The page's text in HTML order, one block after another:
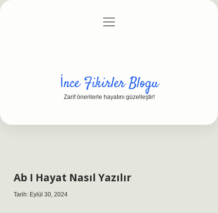
Gizlilik Politikası
menüyü
İnce Fikirler Blogu
Zarif önerilerle hayatını güzelleştir!
Ab I Hayat Nasıl Yazılır
Tarih: Eylül 30, 2024